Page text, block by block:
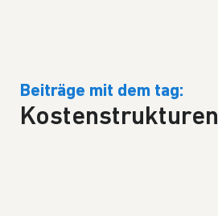
Beiträge mit dem tag:
Kostenstrukturen